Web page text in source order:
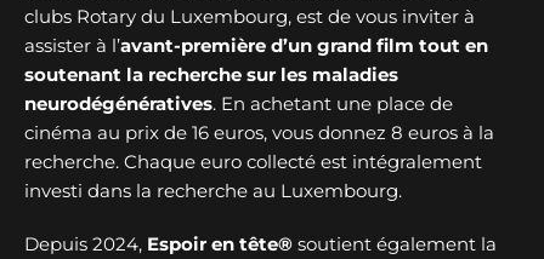
clubs Rotary du Luxembourg, est de vous inviter à
assister à l’avant-première d’un grand film tout en
soutenant la recherche sur les maladies
neurodégénératives. En achetant une place de
cinéma au prix de 16 euros, vous donnez 8 euros à la
recherche. Chaque euro collecté est intégralement
investi dans la recherche au Luxembourg.
Depuis 2024, Espoir en tête® soutient également la